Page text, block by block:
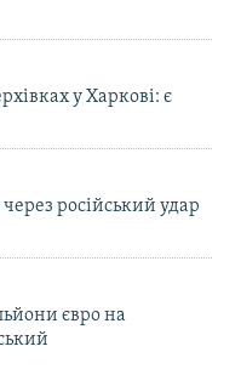
у Харкові: є
російський удар
євро на